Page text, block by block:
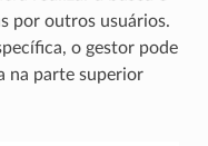
por outros usuários.
o gestor pode
na parte superior